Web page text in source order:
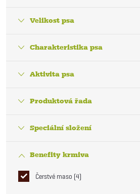
Velikost psa
Charakteristika psa
Aktivita psa
Produktová řada
Speciální složení
Benefity krmiva
Čerstvé maso 4